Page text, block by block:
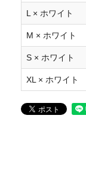
L × ホワイト
M × ホワイト
S × ホワイト
XL × ホワイト